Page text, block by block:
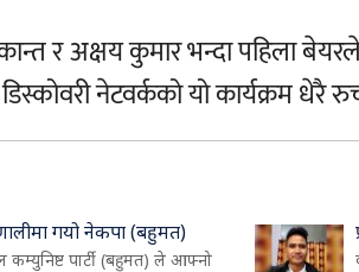
र अक्षय कुमार भन्दा पहिला बेयरले
नेटवर्कको यो कार्यक्रम धेरै
गयो नेकपा (बहुमत)
कम्युनिष्ट पार्टी (बहुमत) ले आफ्नो